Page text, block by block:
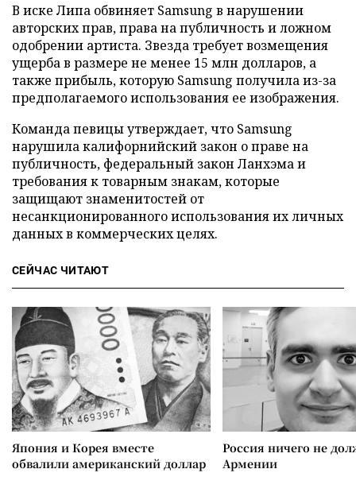
В иске Липа обвиняет Samsung в нарушении
авторских прав, права на публичность и ложном
одобрении артиста. Звезда требует возмещения
ущерба в размере не менее 15 млн долларов, а
также прибыль, которую Samsung получила из-за
предполагаемого использования ее изображения.
Команда певицы утверждает, что Samsung
нарушила калифорнийский закон о праве на
публичность, федеральный закон Ланхэма и
требования к товарным знакам, которые
защищают знаменитостей от
несанкционированного использования их личных
данных в коммерческих целях.
СЕЙЧАС ЧИТАЮТ
Япония и Корея вместе
обвалили американский доллар
Россия ничего не
Армении